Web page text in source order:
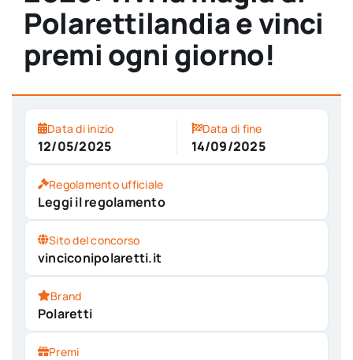
Polarettilandia e vinci
premi ogni giorno!
Data di inizio
12/05/2025
Data di fine
14/09/2025
Regolamento ufficiale
Leggi il regolamento
Sito del concorso
vinciconipolaretti.it
Brand
Polaretti
Premi